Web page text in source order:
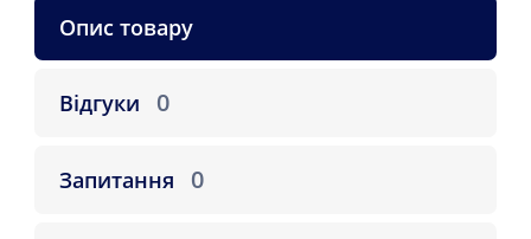
Опис товару
Відгуки 0
Запитання 0